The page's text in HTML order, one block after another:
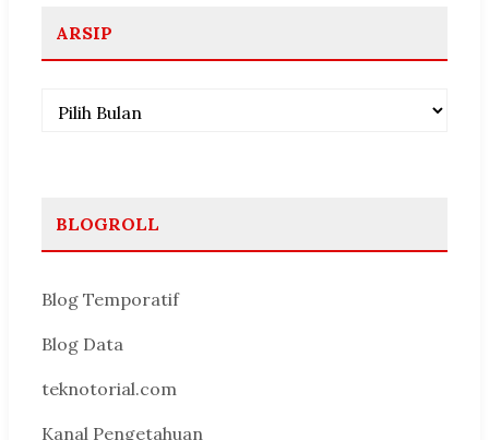
ARSIP
Arsip
BLOGROLL
Blog Temporatif
Blog Data
teknotorial.com
Kanal Pengetahuan